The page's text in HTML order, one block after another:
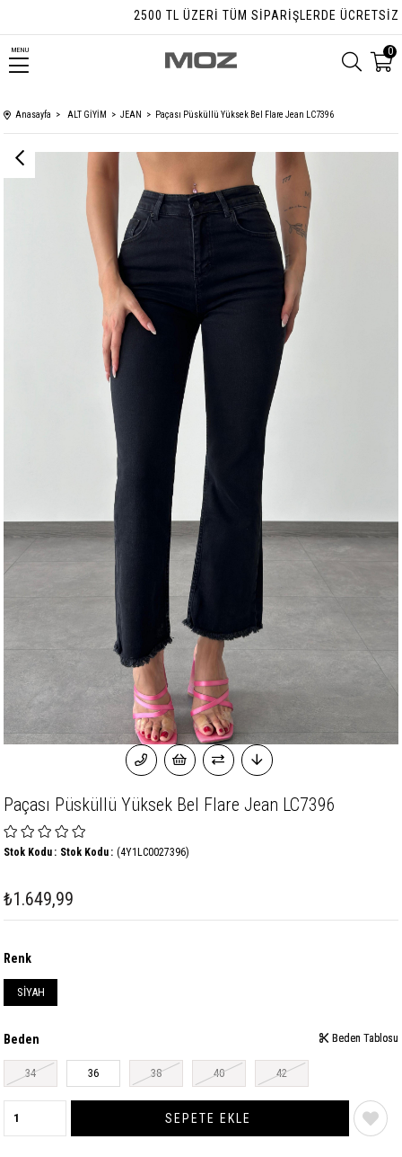
2500 TL ÜZERI TÜM SIPARIŞLERDE ÜCRETSIZ
MENU 0
Anasayfa ALT GİYİM JEAN Paçası Püsküllü Yüksek Bel Flare Jean LC7396
Paçası Püsküllü Yüksek Bel Flare Jean LC7396
(4Y1LC0027396)
Stok Kodu Stok Kodu
₺1.649,99
Renk
SİYAH
Beden
34 36 38 40 42
Beden Tablosu
Beden Tablosu